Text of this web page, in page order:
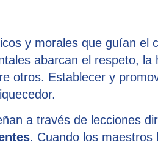
y morales que guían el
abarcan el respeto, la
otros. Establecer y
a través de lecciones
. Cuando los maestros